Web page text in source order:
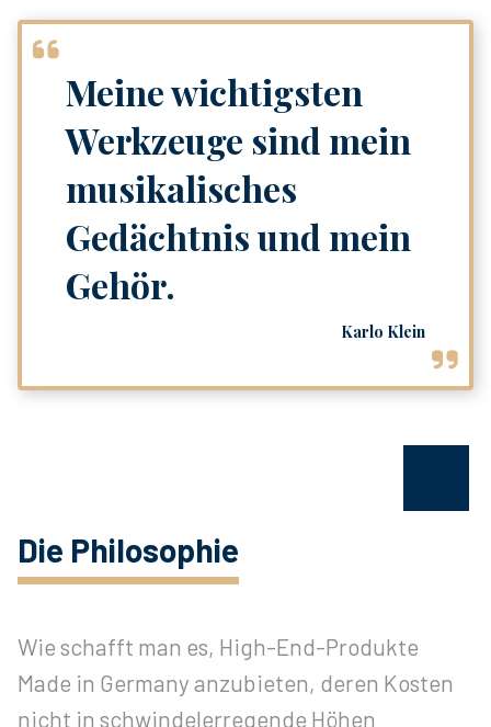
Meine wichtigsten
Werkzeuge sind mein
musikalisches
Gedächtnis und mein
Gehör.
Karlo Klein
Die Philosophie
Wie schafft man es, High-End-Produkte
Made in Germany anzubieten, deren Kosten
nicht in schwindelerregende Höhen